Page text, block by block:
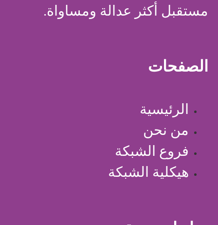
مستقبل أكثر عدالة ومساواة.
الصفحات
الرئيسية
من نحن
فروع الشبكة
هيكلية الشبكة